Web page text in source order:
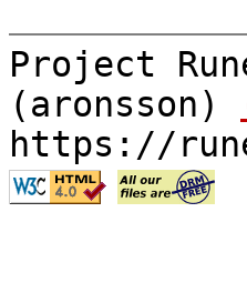
Project
(aronsson)
https://